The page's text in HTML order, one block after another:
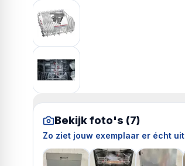
Bekijk foto's (7)
Zo ziet jouw exemplaar er écht uit